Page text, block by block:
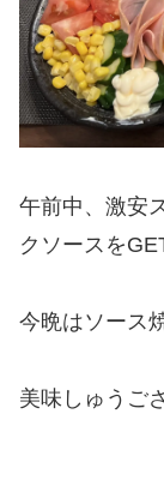
午前中、激安
クソースを
今晩はソース
美味しゅうご